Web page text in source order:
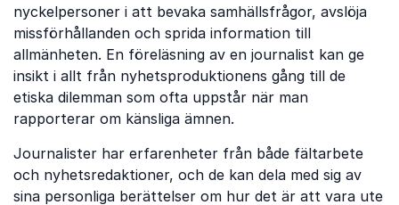
nyckelpersoner i att bevaka samhällsfrågor, avslöja
missförhållanden och sprida information till
allmänheten. En föreläsning av en journalist kan ge
insikt i allt från nyhetsproduktionens gång till de
etiska dilemman som ofta uppstår när man
rapporterar om känsliga ämnen.
Journalister har erfarenheter från både fältarbete
och nyhetsredaktioner, och de kan dela med sig av
sina personliga berättelser om hur det är att vara ute